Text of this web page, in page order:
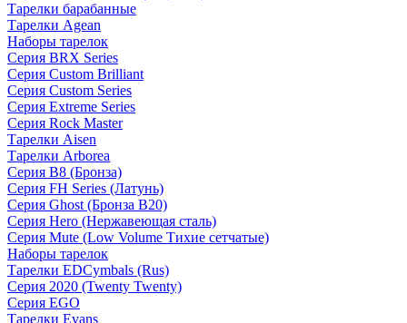
Тарелки барабанные
Тарелки Agean
Наборы тарелок
Серия BRX Series
Серия Custom Brilliant
Серия Custom Series
Серия Extreme Series
Серия Rock Master
Тарелки Aisen
Тарелки Arborea
Серия B8 (Бронза)
Серия FH Series (Латунь)
Серия Ghost (Бронза B20)
Серия Hero (Нержавеющая сталь)
Серия Mute (Low Volume Тихие сетчатые)
Наборы тарелок
Тарелки EDCymbals (Rus)
Серия 2020 (Twenty Twenty)
Серия EGO
Тарелки Evans